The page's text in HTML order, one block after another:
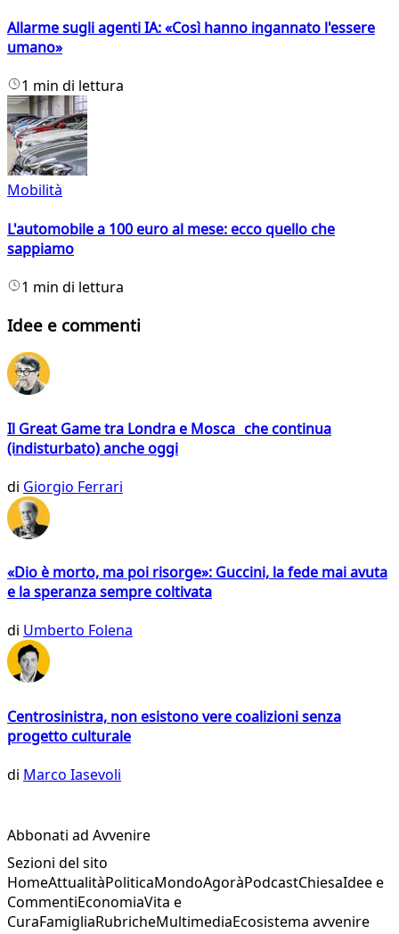
Allarme sugli agenti IA: «Così hanno ingannato l'essere
umano»
1 min di lettura
Mobilità
L'automobile a 100 euro al mese: ecco quello che
sappiamo
1 min di lettura
Idee e commenti
Il Great Game tra Londra e Mosca che continua
(indisturbato) anche oggi
di Giorgio Ferrari
«Dio è morto, ma poi risorge»: Guccini, la fede mai avuta
e la speranza sempre coltivata
di Umberto Folena
Centrosinistra, non esistono vere coalizioni senza
progetto culturale
di Marco Iasevoli
Abbonati ad Avvenire
Sezioni del sito
HomeAttualitàPoliticaMondoAgoràPodcastChiesaIdee e
CommentiEconomiaVita e
CuraFamigliaRubricheMultimediaEcosistema avvenire